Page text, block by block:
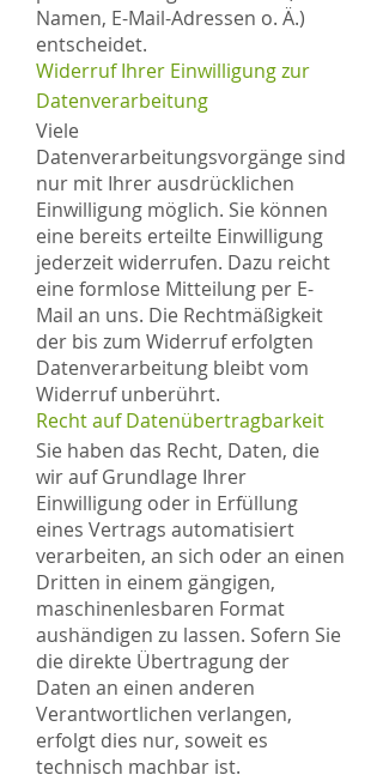
Namen, E-Mail-Adressen o. Ä.)
entscheidet.
Widerruf Ihrer Einwilligung zur
Datenverarbeitung
Viele
Datenverarbeitungsvorgänge sind
nur mit Ihrer ausdrücklichen
Einwilligung möglich. Sie können
eine bereits erteilte Einwilligung
jederzeit widerrufen. Dazu reicht
eine formlose Mitteilung per E-
Mail an uns. Die Rechtmäßigkeit
der bis zum Widerruf erfolgten
Datenverarbeitung bleibt vom
Widerruf unberührt.
Recht auf Datenübertragbarkeit
Sie haben das Recht, Daten, die
wir auf Grundlage Ihrer
Einwilligung oder in Erfüllung
eines Vertrags automatisiert
verarbeiten, an sich oder an einen
Dritten in einem gängigen,
maschinenlesbaren Format
aushändigen zu lassen. Sofern Sie
die direkte Übertragung der
Daten an einen anderen
Verantwortlichen verlangen,
erfolgt dies nur, soweit es
technisch machbar ist.